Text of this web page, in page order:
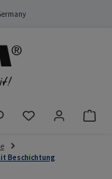
Du hast 0
Beschichtung